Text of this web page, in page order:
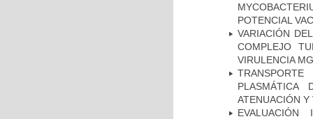
POTENCIAL
VARIACIÓN
COMPLEJO
VIRULENCIA
PLASMÁTICA
ATENUACIÓN Y